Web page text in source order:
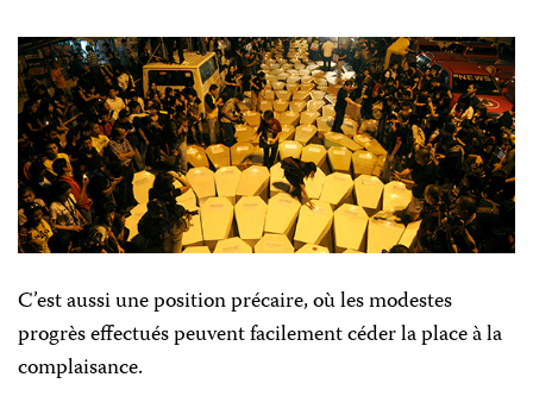
C’est aussi une position précaire, où les modestes
progrès effectués peuvent facilement céder la place à la
complaisance.